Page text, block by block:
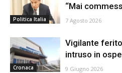
Politica Italia
“Mai
7 Agosto 2026
Cronaca
Vigilante
intruso in
9 Giugno 2026